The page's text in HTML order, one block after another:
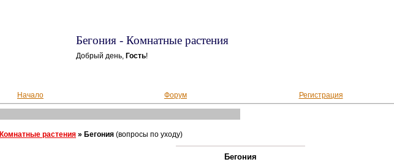
Бегония - Комнатные растения
Добрый день, Гость!
Начало
Форум Регистрация
Комнатные растения » Бегония (вопросы по уходу)
Бегония